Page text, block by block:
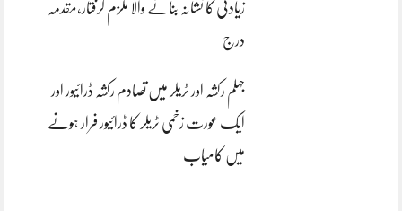
زیادتی کا نشانہ بنانے والا ملزم گرفتار،مقدمہ
درج
جہلم رکشہ اور ٹریلر میں تصادم رکشہ ڈرائیور اور
ایک عورت زخمی ٹریلر کا ڈرائیور فرار ہونے
میں کامیاب